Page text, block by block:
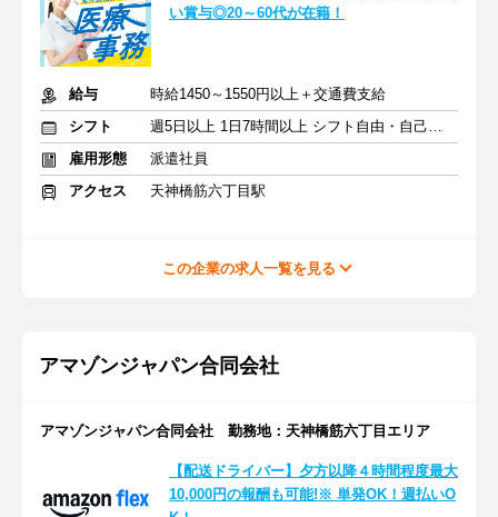
い賞与◎20～60代が在籍！
給与
時給1450～1550円以上＋交通費支給
シフト
週5日以上 1日7時間以上 シフト自由・自己申告
雇用形態
派遣社員
アクセス
天神橋筋六丁目駅
この企業の求人一覧を見る
アマゾンジャパン合同会社
アマゾンジャパン合同会社 勤務地：天神橋筋六丁目エリア
【配送ドライバー】夕方以降４時間程度最大
10,000円の報酬も可能!※ 単発OK！週払いO